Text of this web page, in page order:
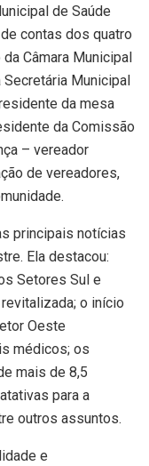
de Saúde
contas dos quatro
Câmara Municipal
Municipal
da mesa
da Comissão
– vereador
de vereadores,
principais notícias
Ela destacou:
Setores Sul e
o início
Oeste
médicos; os
mais de 8,5
para a
outros assuntos.
e